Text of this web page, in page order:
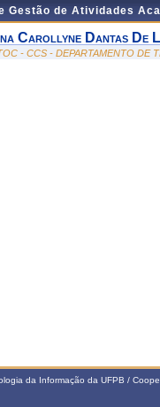
Gestão de Atividades
Carollyne Dantas De
- CCS - DEPARTAMENTO DE
da Informação da UFPB /